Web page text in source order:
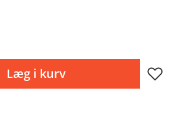
Læg i kurv